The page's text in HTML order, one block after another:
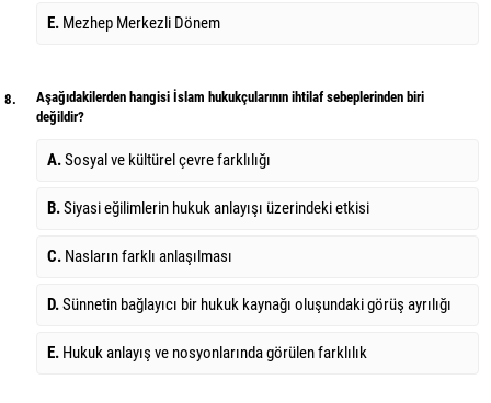
E. Mezhep Merkezli Dönem
8.
Aşağıdakilerden hangisi İslam hukukçularının ihtilaf sebeplerinden biri
değildir?
A.Sosyal ve kültürel çevre farklılığı
B.Siyasi eğilimlerin hukuk anlayışı üzerindeki etkisi
C. Nasların farklı anlaşılması
D.Sünnetin bağlayıcı bir hukuk kaynağı oluşundaki görüş ayrılığı
E. Hukuk anlayış ve nosyonlarında görülen farklılık